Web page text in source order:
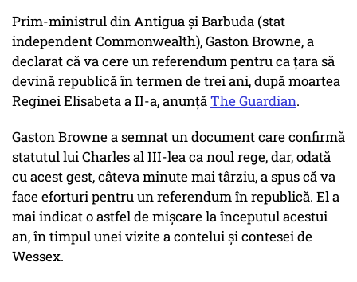
Prim-ministrul din Antigua și Barbuda (stat
independent Commonwealth), Gaston Browne, a
declarat că va cere un referendum pentru ca țara să
devină republică în termen de trei ani, după moartea
Reginei Elisabeta a II-a, anunțăThe Guardian.
Gaston Browne a semnat un document care confirmă
statutul lui Charles al III-lea ca noul rege, dar, odată
cu acest gest, câteva minute mai târziu, a spus că va
face eforturi pentru un referendum în republică. El a
mai indicat o astfel de mișcare la începutul acestui
an, în timpul unei vizite a contelui și contesei de
Wessex.